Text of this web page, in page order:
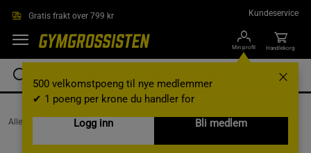
Gratis frakt over 799 kr Kundeservice
Min profil
500 velkomstpoeng til nye medlemmer
✔ 1 poeng per krone du handler for
Logg inn
Bli medlem
Handlekorg
AlleVaremerker / Multipower